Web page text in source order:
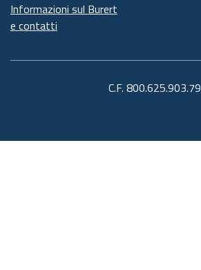
Informazioni sul Burert
e contatti
C.F. 800.625.903.79